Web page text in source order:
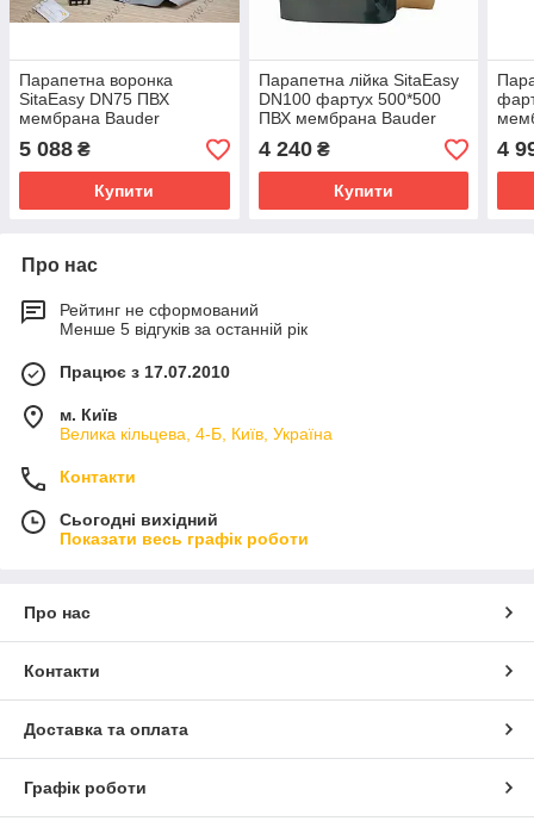
Парапетна воронка
SitaEasy DN75 ПВХ
мембрана Bauder
Thermofol U15 фартух
500*500 (Німеччина)
5 088 ₴
Купити
Парапетна лійка SitaEasy
DN100 фартух 500*500
ПВХ мембрана Bauder
Thermofol U15
4 240₴
Купити
4
Про нас
Рейтинг не сформований
Менше 5 відгуків за останній рік
Працює з 17.07.2010
м. Київ
Велика кільцева, 4-Б, Київ, Україна
Контакти
Сьогодні вихідний
Показати весь графік роботи
Про нас
Контакти
Доставка та оплата
Графік роботи